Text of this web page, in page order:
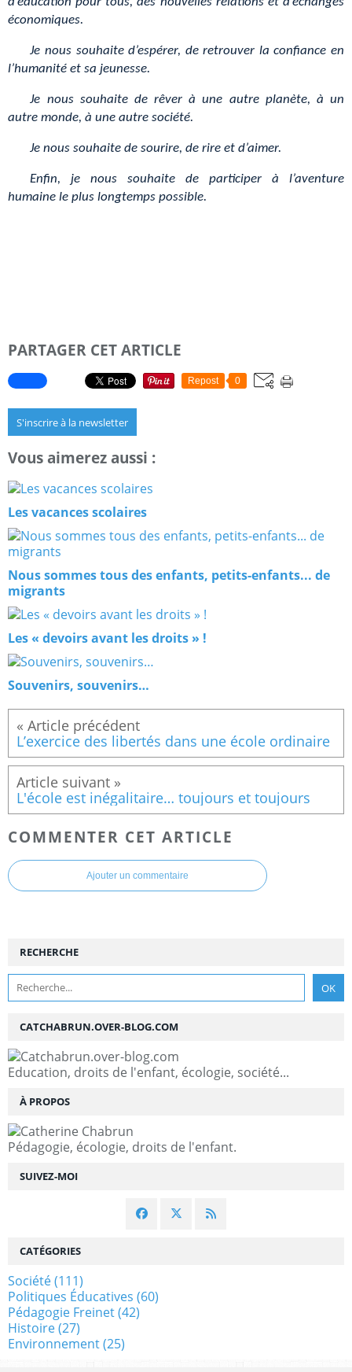
économiques.
Je nous souhaite d’espérer, de retrouver la confiance en
l’humanité et sa jeunesse.
Je nous souhaite de rêver à une autre planète, à un
autre monde, à une autre société.
Je nous souhaite de sourire, de rire et d’aimer.
Enfin, je nous souhaite de participer à l’aventure
humaine le plus longtemps possible.
PARTAGER CET ARTICLE
Repost 0
S'inscrire à la newsletter
Vous aimerez aussi :
Les vacances scolaires
Nous sommes tous des enfants, petits-enfants... de
migrants
Les « devoirs avant les droits » !
Souvenirs, souvenirs…
L’exercice des libertés dans une école ordinaire
L'école est inégalitaire… toujours et toujours
COMMENTER CET ARTICLE
Ajouter un commentaire
SUIVEZ-MOI
RECHERCHE
CATCHABRUN.OVER-BLOG.COM
Education, droits de l'enfant, écologie, société...
À PROPOS
Pédagogie, écologie, droits de l'enfant.
CATÉGORIES
Société(111)
Politiques Éducatives (60)
Pédagogie Freinet(42)
Histoire(27)
Environnement(25)